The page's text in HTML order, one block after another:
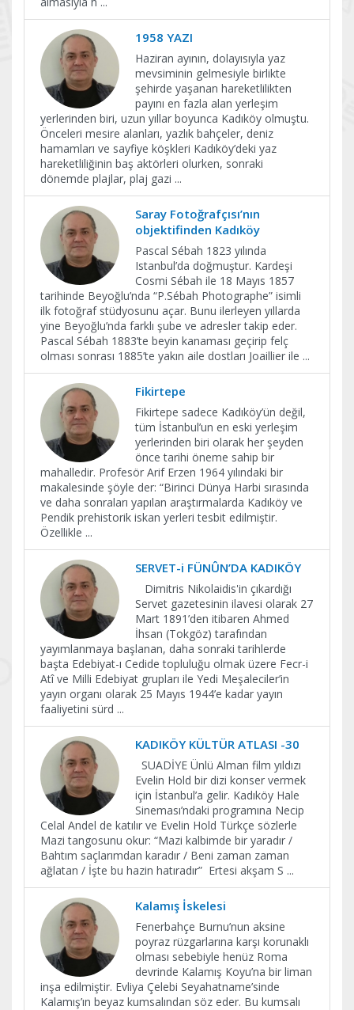
1958 YAZI
Haziran ayının, dolayısıyla yaz
mevsiminin gelmesiyle birlikte
şehirde yaşanan hareketlilikten
payını en fazla alan yerleşim
yerlerinden biri, uzun yıllar boyunca Kadıköy olmuştu.
Önceleri mesire alanları, yazlık bahçeler, deniz
hamamları ve sayfiye köşkleri Kadıköy’deki yaz
hareketliliğinin baş aktörleri olurken, sonraki
dönemde plajlar, plaj gazi ...
Saray Fotoğrafçısı’nın
objektifinden Kadıköy
Pascal Sébah 1823 yılında
Istanbul’da doğmuştur. Kardeşi
Cosmi Sébah ile 18 Mayıs 1857
tarihinde Beyoğlu’nda “P.Sébah Photographe” isimli
ilk fotoğraf stüdyosunu açar. Bunu ilerleyen yıllarda
yine Beyoğlu’nda farklı şube ve adresler takip eder.
Pascal Sébah 1883’te beyin kanaması geçirip felç
olması sonrası 1885’te yakın aile dostları Joaillier ile ...
Fikirtepe
Fikirtepe sadece Kadıköy’ün değil,
tüm İstanbul’un en eski yerleşim
yerlerinden biri olarak her şeyden
önce tarihi öneme sahip bir
mahalledir. Profesör Arif Erzen 1964 yılındaki bir
makalesinde şöyle der: “Birinci Dünya Harbi sırasında
ve daha sonraları yapılan araştırmalarda Kadıköy ve
Pendik prehistorik iskan yerleri tesbit edilmiştir.
Özellikle ...
SERVET-i FÜNÛN’DA KADIKÖY
Dimitris Nikolaidis'in çıkardığı
Servet gazetesinin ilavesi olarak 27
Mart 1891’den itibaren Ahmed
İhsan (Tokgöz) tarafından
yayımlanmaya başlanan, daha sonraki tarihlerde
başta Edebiyat-ı Cedide topluluğu olmak üzere Fecr-i
Atî ve Milli Edebiyat grupları ile Yedi Meşaleciler’in
yayın organı olarak 25 Mayıs 1944’e kadar yayın
faaliyetini sürd ...
KADIKÖY KÜLTÜR ATLASI -30
SUADİYE Ünlü Alman film yıldızı
Evelin Hold bir dizi konser vermek
için İstanbul’a gelir. Kadıköy Hale
Sineması’ndaki programına Necip
Celal Andel de katılır ve Evelin Hold Türkçe sözlerle
Mazi tangosunu okur: “Mazi kalbimde bir yaradır /
Bahtım saçlarımdan karadır / Beni zaman zaman
ağlatan / İşte bu hazin hatıradır” Ertesi akşam S ...
Kalamış İskelesi
Fenerbahçe Burnu’nun aksine
poyraz rüzgarlarına karşı korunaklı
olması sebebiyle henüz Roma
devrinde Kalamış Koyu’na bir liman
inşa edilmiştir. Evliya Çelebi Seyahatname’sinde
Kalamış’ın beyaz kumsalından söz eder. Bu kumsalı